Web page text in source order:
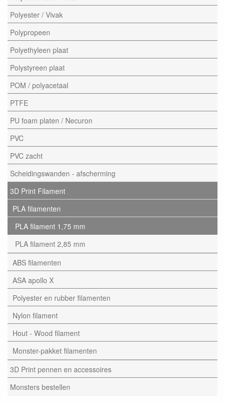
Polyester / Vivak
Polypropeen
Polyethyleen plaat
Polystyreen plaat
POM / polyacetaal
PTFE
PU foam platen / Necuron
PVC
PVC zacht
Scheidingswanden - afscherming
3D Print Filament
PLA filamenten
PLA filament 1,75 mm
PLA filament 2,85 mm
ABS filamenten
ASA apollo X
Polyester en rubber filamenten
Nylon filament
Hout - Wood filament
Monster-pakket filamenten
3D Print pennen en accessoires
Monsters bestellen